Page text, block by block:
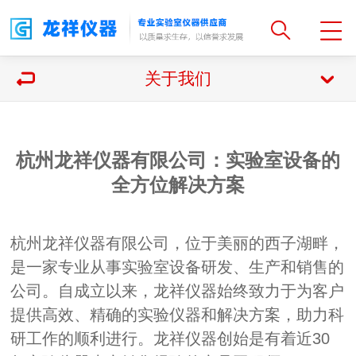
关于我们
杭州龙祥仪器有限公司：实验室设备的
全方位解决方案
杭州龙祥仪器有限公司，位于美丽的西子湖畔，
是一家专业从事实验室设备研发、生产和销售的
公司。自成立以来，龙祥仪器始终致力于为客户
提供高效、精确的实验仪器和解决方案，助力科
研工作的顺利进行。龙祥仪器创始是有着近30